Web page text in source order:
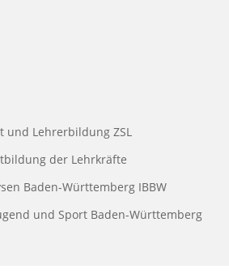
Lehrerbildung ZSL
der Lehrkräfte
Baden-Württemberg IBBW
und Sport Baden-Württemberg